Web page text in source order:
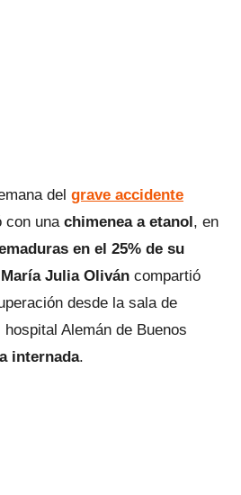
del grave accidente
con una chimenea a etanol, en
en el 25% de su
María Julia Oliván compartió
desde la sala de
Alemán de Buenos
internada.